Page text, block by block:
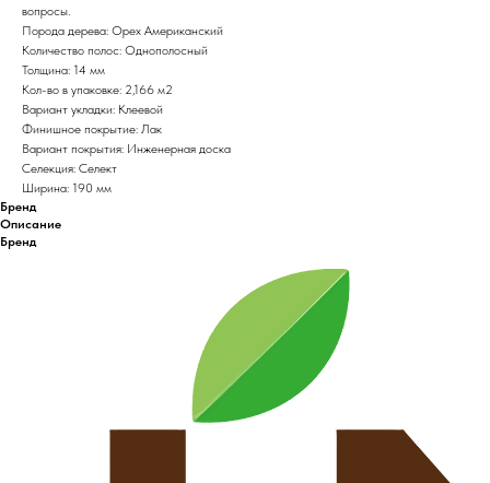
вопросы.
Порода дерева: Орех Американский
Количество полос: Однополосный
Толщина: 14 мм
Кол-во в упаковке: 2,166 м2
Вариант укладки: Клеевой
Финишное покрытие: Лак
Вариант покрытия: Инженерная доска
Селекция: Селект
Ширина: 190 мм
Бренд
Описание
Бренд